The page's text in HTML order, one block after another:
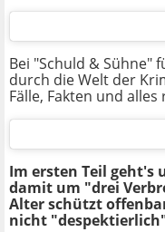
Bei "Schuld & Sühne"
durch die Welt der
Fälle, Fakten und
Im ersten Teil
damit um "drei
Alter schützt
nicht